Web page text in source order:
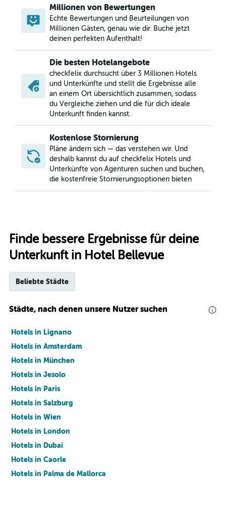
Millionen von Bewertungen
Echte Bewertungen und Beurteilungen von
Millionen Gästen, genau wie dir. Buche jetzt
deinen perfekten Aufenthalt!
Die besten Hotelangebote
checkfelix durchsucht über 3 Millionen Hotels
und Unterkünfte und stellt die Ergebnisse alle
an einem Ort übersichtlich zusammen, sodass
du Vergleiche ziehen und die für dich ideale
Unterkunft finden kannst.
Kostenlose Stornierung
Pläne ändern sich — das verstehen wir. Und
deshalb kannst du auf checkfelix Hotels und
Unterkünfte von Agenturen suchen und buchen,
die kostenfreie Stornierungsoptionen bieten
Finde bessere Ergebnisse für deine
Unterkunft in Hotel Bellevue
Beliebte Städte
Städte, nach denen unsere Nutzer suchen
Hotels in Lignano
Hotels in Amsterdam
Hotels in München
Hotels in Jesolo
Hotels in Paris
Hotels in Salzburg
Hotels in Wien
Hotels in London
Hotels in Dubai
Hotels in Caorle
Hotels in Palma de Mallorca